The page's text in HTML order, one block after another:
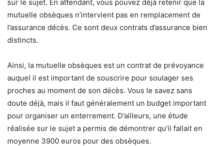
sur le sujet. En attendant, vous pouvez déjà retenir que la
mutuelle obsèques n’intervient pas en remplacement de
l’assurance décès. Ce sont deux contrats d’assurance bien
distincts.
Ainsi, la mutuelle obsèques est un contrat de prévoyance
auquel il est important de souscrire pour soulager ses
proches au moment de son décès. Vous le savez sans
doute déjà, mais il faut généralement un budget important
pour organiser un enterrement. D’ailleurs, une étude
réalisée sur le sujet a permis de démontrer qu’il fallait en
moyenne 3900 euros pour des obsèques.